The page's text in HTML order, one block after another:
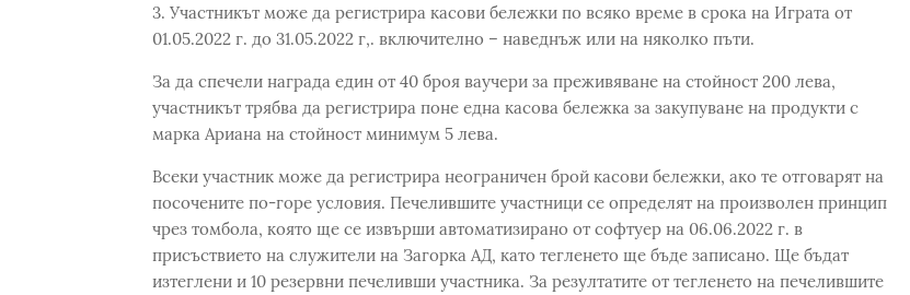
3. Участникът може да регистрира касови бележки по всяко време в срока на Играта от
01.05.2022 г. до 31.05.2022 г,. включително – наведнъж или на няколко пъти.
За да спечели награда един от 40 броя ваучери за преживяване на стойност 200 лева,
участникът трябва да регистрира поне една касова бележка за закупуване на продукти с
марка Ариана на стойност минимум 5 лева.
Всеки участник може да регистрира неограничен брой касови бележки, ако те отговарят на
посочените по-горе условия. Печелившите участници се определят на произволен принцип
чрез томбола, която ще се извърши автоматизирано от софтуер на 06.06.2022 г. в
присъствието на служители на Загорка АД, като тегленето ще бъде записано. Ще бъдат
изтеглени и 10 резервни печеливши участника. За резултатите от тегленето на печелившите